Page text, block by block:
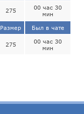
275
00 час 30
мин
Размер Был в чате
275
00 час 30
мин